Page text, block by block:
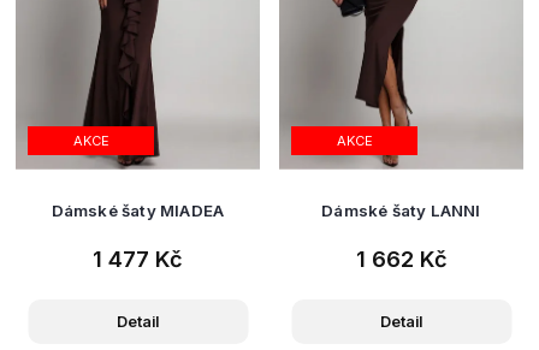
AKCE
Dámské šaty MIADEA
1 477 Kč
Detail
AKCE
Dámské šaty LANNI
1 662 Kč
Detail